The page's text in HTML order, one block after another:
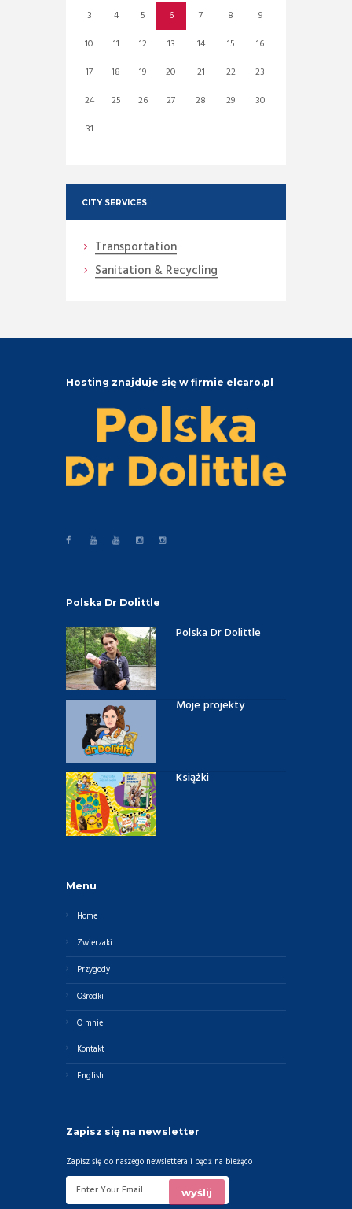
3
4 5 6 7 8
9
10
11 12 13 14 15
16
17
18 19 20 21 22
23
24
25 26 27 28 29
30
31
CITY SERVICES
Transportation
Sanitation & Recycling
Hosting znajduje się w firmie elcaro.pl
Polska Dr Dolittle
Polska Dr Dolittle
Moje projekty
Książki
Menu
Home
Zwierzaki
Przygody
Ośrodki
O mnie
Kontakt
English
Zapisz się na newsletter
Zapisz się do naszego newslettera i bądź na bieżąco